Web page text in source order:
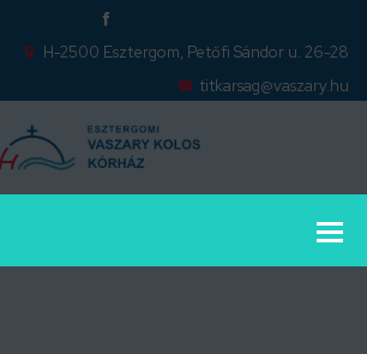
H-2500 Esztergom, Petőfi Sándor u. 26-28
titkarsag@vaszary.hu